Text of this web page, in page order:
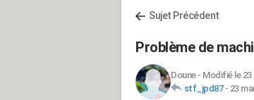
Sujet Précédent
Problème de
Doune- Modifié le 23
stf_jpd87- 23